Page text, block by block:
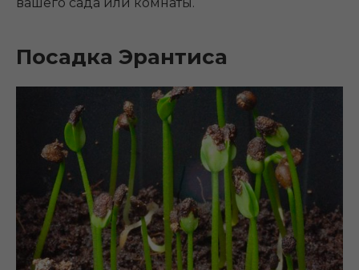
Посадка Эрантиса